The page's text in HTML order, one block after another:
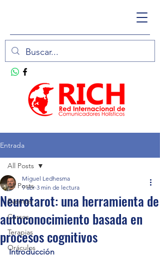
Entrada
All Posts
Eventos
Cursos
Terapias
Oráculos
All Posts
Neurotarot: una herramienta de
autoconocimiento basada en
procesos cognitivos
Miguel Ledhesma
9 abr 3 min de lectura
Introducción